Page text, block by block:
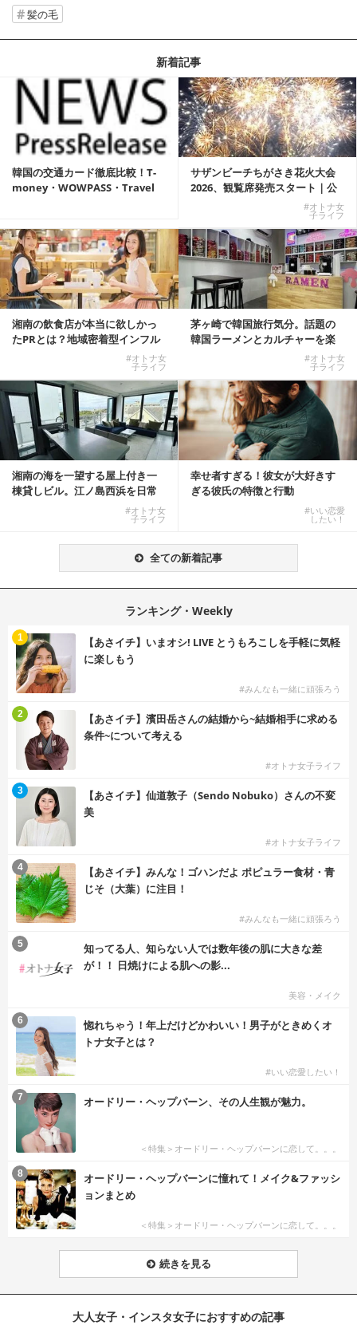
髪の毛
新着記事
韓国の交通カード徹底比較！T-
money・WOWPASS・Travel
サザンビーチちがさき花火大会
2026、観覧席発売スタート｜公
#オトナ女
子ライフ
湘南の飲食店が本当に欲しかっ
たPRとは？地域密着型インフル
#オトナ女
子ライフ
茅ヶ崎で韓国旅行気分。話題の
韓国ラーメンとカルチャーを楽
#オトナ女
子ライフ
湘南の海を一望する屋上付き一
棟貸しビル。江ノ島西浜を日常
#オトナ女
子ライフ
幸せ者すぎる！彼女が大好きす
ぎる彼氏の特徴と行動
#いい恋愛
したい！
全ての新着記事
ランキング・Weekly
【あさイチ】いまオシ! LIVE とうもろこしを手軽に気軽
に楽しもう
#みんなも一緒に頑張ろう
1
【あさイチ】濱田岳さんの結婚から~結婚相手に求める
条件~について考える
#オトナ女子ライフ
2
【あさイチ】仙道敦子（Sendo Nobuko）さんの不変
美
#オトナ女子ライフ
3
【あさイチ】みんな！ゴハンだよ ポピュラー食材・青
じそ（大葉）に注目！
#みんなも一緒に頑張ろう
4
知ってる人、知らない人では数年後の肌に大きな差
が！！ 日焼けによる肌への影...
美容・メイク
5
惚れちゃう！年上だけどかわいい！男子がときめくオ
トナ女子とは？
#いい恋愛したい！
6
オードリー・ヘップバーン、その人生観が魅力。
＜特集＞オードリー・ヘップバーンに恋して。。。
7
オードリー・ヘップバーンに憧れて！メイク&ファッシ
ョンまとめ
＜特集＞オードリー・ヘップバーンに恋して。。。
8
続きを見る
大人女子・インスタ女子におすすめの記事